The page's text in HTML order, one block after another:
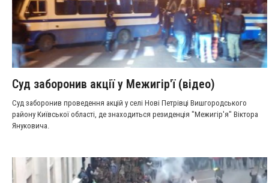
Суд заборонив акції у Межигір'ї (відео)
Суд заборонив проведення акцій у селі Нові Петрівці Вишгородського
району Київської області, де знаходиться резиденція "Межигір'я" Віктора
Януковича.